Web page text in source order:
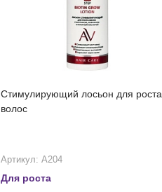
Стимулирующий лосьон для роста
волос
Артикул: А204
Для роста